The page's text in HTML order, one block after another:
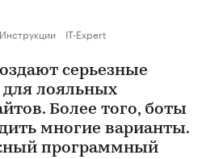
Инструкции IT-Expert
серьезные
для лояльных
Более того, боты
многие варианты.
программный